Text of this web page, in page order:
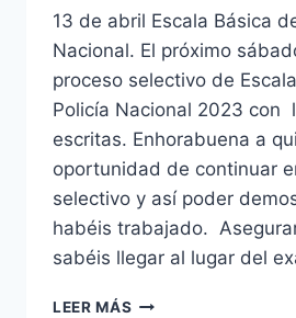
13 de abril Escala Básica
Nacional. El próximo
proceso selectivo de
Policía Nacional 2023 con
escritas. Enhorabuena a
oportunidad de continuar
selectivo y así poder
habéis trabajado.
sabéis llegar al lugar del
LEER MÁS PRUEBAS